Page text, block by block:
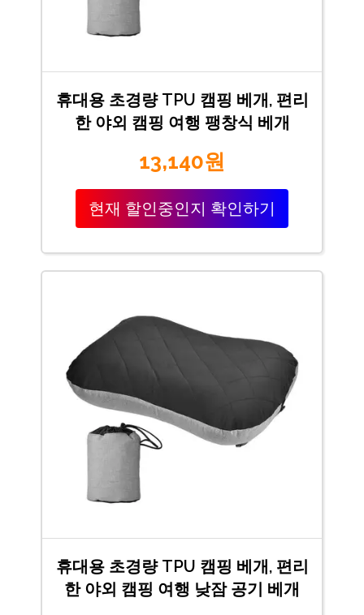
휴대용 초경량 TPU 캠핑 베개, 편리
한 야외 캠핑 여행 팽창식 베개
13,140원
현재 할인중인지 확인하기
휴대용 초경량 TPU 캠핑 베개, 편리
한 야외 캠핑 여행 낮잠 공기 베개